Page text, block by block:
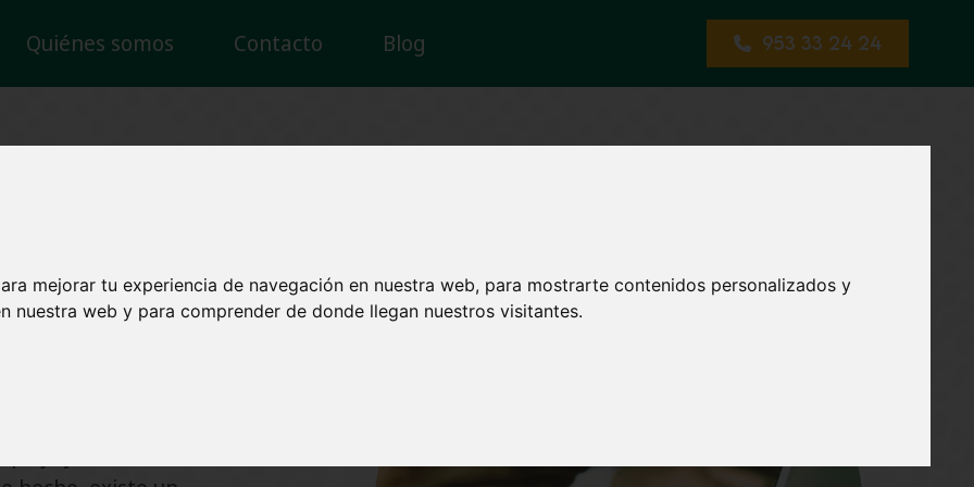
mejorar tu experiencia de navegación en nuestra web, para mostrarte contenidos personalizados y
nuestra web y para comprender de donde llegan nuestros visitantes.
Quiénes somos Contacto Blog 953 33 24 24
en tarjetas revolving en Jaén
la gestión de
estás en el lugar